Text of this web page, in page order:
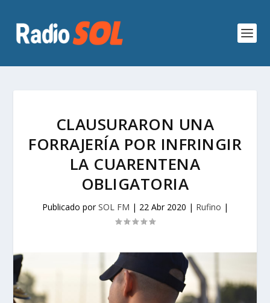
CLAUSURARON UNA
FORRAJERÍA POR INFRINGIR
LA CUARENTENA
OBLIGATORIA
Publicado porSOL FM | 22 Abr 2020 | Rufino |